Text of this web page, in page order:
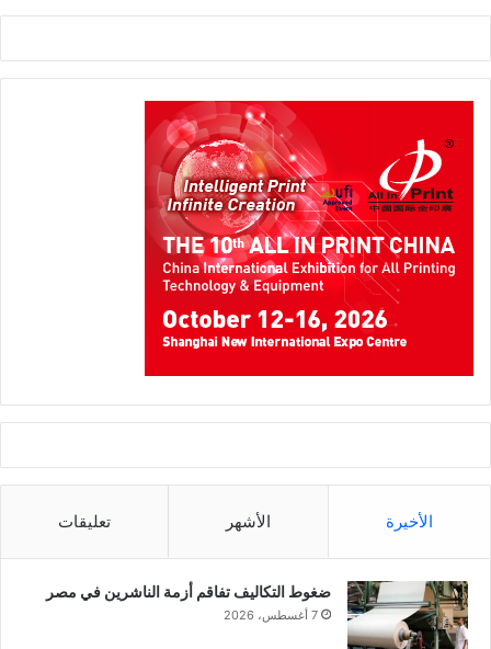
الأخيرة الأشهر تعليقات
ضغوط التكاليف تفاقم أزمة الناشرين في مصر
7 أغسطس، 2026